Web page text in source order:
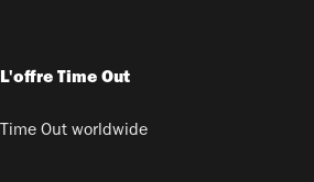
L'offre Time Out
Time Out worldwide